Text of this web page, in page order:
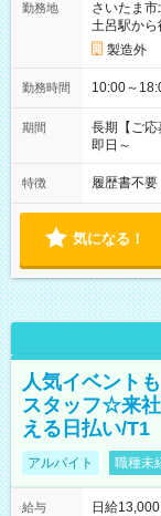
勤務地
さいたま市
土呂駅か
製造外
勤務時間
期間
長期【ご応
即日～
特徴 履歴書不要
気になる！
人気イベント
スタッフ☆来
える日払い/T1
アルバイト 職種未
給与
日給